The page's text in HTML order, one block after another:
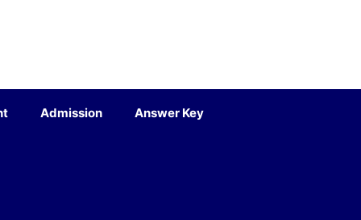
Admission Answer Key